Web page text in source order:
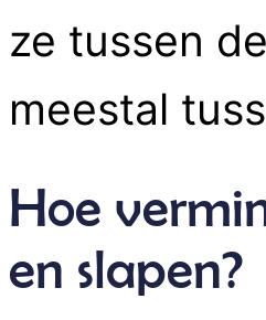
ze tussen
meestal
Hoe
en slapen?